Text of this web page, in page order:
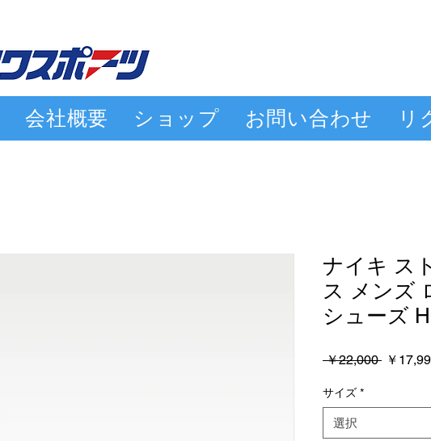
会社概要 ショップ お問い合わせ リ
ナイキ ス
ス メンズ
シューズ
￥22,000 通
格
￥
サイズ *
選択